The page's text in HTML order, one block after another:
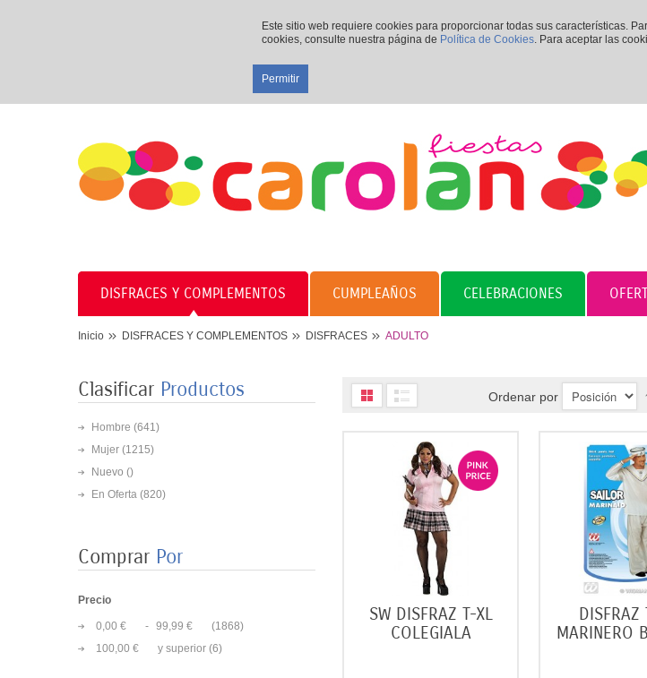
Este sitio web requiere cookies para proporcionar todas sus características.
cookies, consulte nuestra página de Política de Cookies. Para aceptar las
Permitir
DISFRACES Y COMPLEMENTOS CUMPLEAÑOS CELEBRACIONES
Inicio DISFRACES Y COMPLEMENTOS DISFRACES ADULTO
Clasificar Productos
Hombre (641)
Mujer (1215)
Nuevo ()
En Oferta (820)
Comprar Por
Precio
0,00 € - 99,99 €
(1868)
100,00 €
y superior (6)
COLORES 23CM
3,50 €
Ordenar por
SW DISFRAZ T-XL
COLEGIALA
DISFRAZ
MARINERO